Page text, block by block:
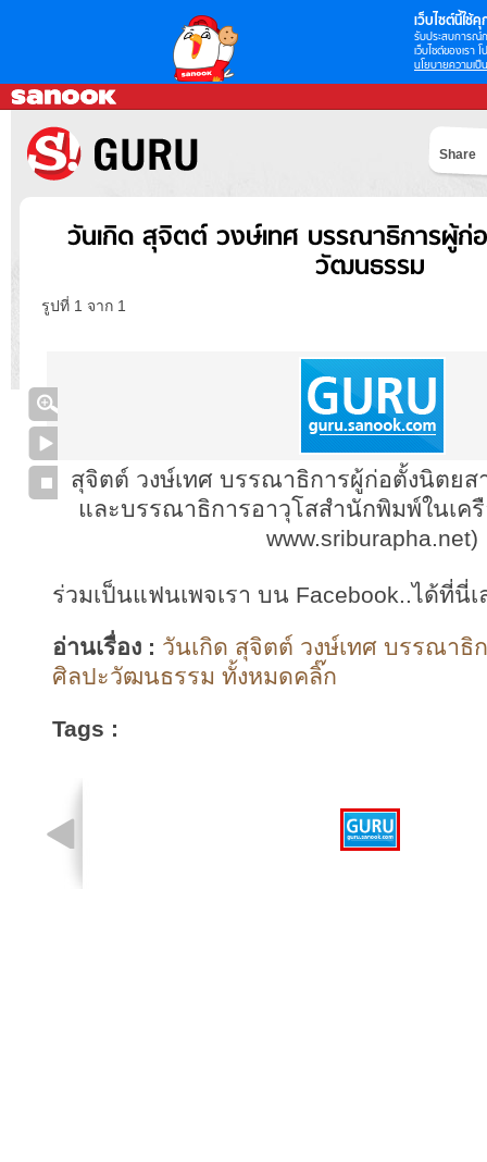
เว็บไซต์นี้ใช้คุ
รับประสบการณ์
เว็บไซต์ของเรา
นโยบายความเป็
Share
วันเกิด สุจิตต์ วงษ์เทศ บรรณาธิการผู้ก่
วัฒนธรรม
รูปที่ 1 จาก 1
สุจิตต์ วงษ์เทศ บรรณาธิการผู้ก่อตั้งนิตย
และบรรณาธิการอาวุโสสำนักพิมพ์ในเค
www.sriburapha.net)
ร่วมเป็นแฟนเพจเรา บน Facebook..ได้ที่นี่เ
อ่านเรื่อง : วันเกิด สุจิตต์ วงษ์เทศ บรรณาธิ
ศิลปะวัฒนธรรม ทั้งหมดคลิ๊ก
Tags :